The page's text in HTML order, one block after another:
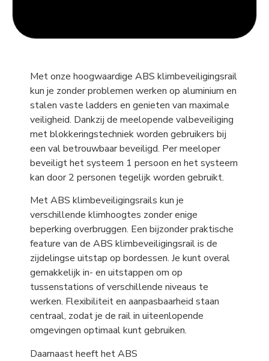
Met onze hoogwaardige ABS klimbeveiligingsrail
kun je zonder problemen werken op aluminium en
stalen vaste ladders en genieten van maximale
veiligheid. Dankzij de meelopende valbeveiliging
met blokkeringstechniek worden gebruikers bij
een val betrouwbaar beveiligd. Per meeloper
beveiligt het systeem 1 persoon en het systeem
kan door 2 personen tegelijk worden gebruikt.
Met ABS klimbeveiligingsrails kun je
verschillende klimhoogtes zonder enige
beperking overbruggen. Een bijzonder praktische
feature van de ABS klimbeveiligingsrail is de
zijdelingse uitstap op bordessen. Je kunt overal
gemakkelijk in- en uitstappen om op
tussenstations of verschillende niveaus te
werken. Flexibiliteit en aanpasbaarheid staan
centraal, zodat je de rail in uiteenlopende
omgevingen optimaal kunt gebruiken.
Daarnaast heeft het ABS